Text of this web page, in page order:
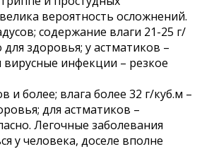
вероятность осложнений.
содержание влаги 21-25 г/
здоровья; у астматиков –
вирусные инфекции – резкое
и более; влага более 32 г/куб.м –
для астматиков –
Легочные заболевания
у человека, доселе вполне